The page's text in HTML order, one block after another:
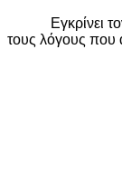
Εγκρίνει
τους λόγους που